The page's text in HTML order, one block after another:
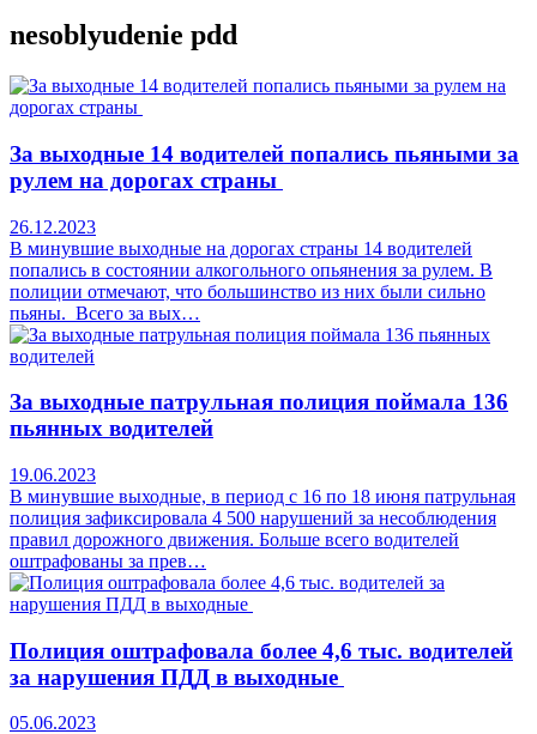
nesoblyudenie pdd
За выходные 14 водителей попались пьяными за
рулем на дорогах страны
26.12.2023
В минувшие выходные на дорогах страны 14 водителей
попались в состоянии алкогольного опьянения за рулем. В
полиции отмечают, что большинство из них были сильно
пьяны. Всего за вых…
За выходные патрульная полиция поймала 136
пьянных водителей
19.06.2023
В минувшие выходные, в период с 16 по 18 июня патрульная
полиция зафиксировала 4 500 нарушений за несоблюдения
правил дорожного движения. Больше всего водителей
оштрафованы за прев…
Полиция оштрафовала более 4,6 тыс. водителей
за нарушения ПДД в выходные
05.06.2023